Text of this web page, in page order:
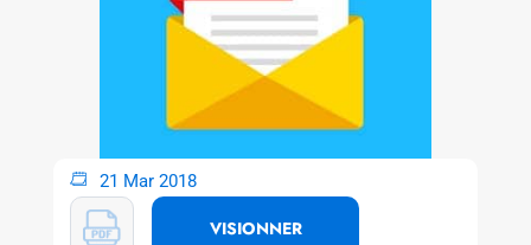
21 Mar 2018
VISIONNER